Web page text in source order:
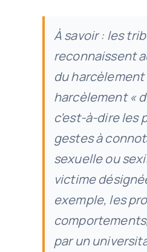
À savoir : les
reconnaissent
du
harcèlement «
c’est-à-dire les
gestes à
sexuelle ou
victime
exemple, les
par un